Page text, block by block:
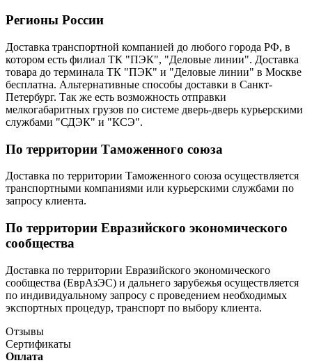
Регионы России
Доставка транспортной компанией до любого города РФ, в
котором есть филиал ТК "ПЭК", "Деловые линии". Доставка
товара до терминала ТК "ПЭК" и "Деловые линии" в Москве
бесплатна. Альтернативные способы доставки в Санкт-
Петербург. Так же есть возможность отправки
мелкогабаритных грузов по системе дверь-дверь курьерскими
службами "СДЭК" и "КСЭ".
По территории Таможенного союза
Доставка по территории Таможенного союза осуществляется
транспортными компаниями или курьерскими службами по
запросу клиента.
По территории Евразийского экономического
сообщества
Доставка по территории Евразийского экономического
сообщества (ЕврАзЭС) и дальнего зарубежья осуществляется
по индивидуальному запросу с проведением необходимых
экспортных процедур, транспорт по выбору клиента.
Отзывы
Сертификаты
Оплата